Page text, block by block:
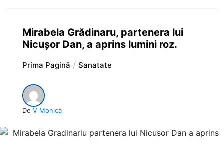
Mirabela Grădinaru, partenera lui
Nicușor Dan, a aprins lumini roz.
Prima Pagină Sanatate
De V Monica